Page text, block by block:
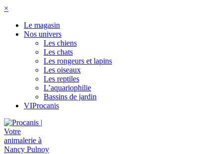
×
Le magasin
Nos univers
Les chiens
Les chats
Les rongeurs et lapins
Les oiseaux
Les reptiles
L’aquariophilie
Bassins de jardin
VIProcanis